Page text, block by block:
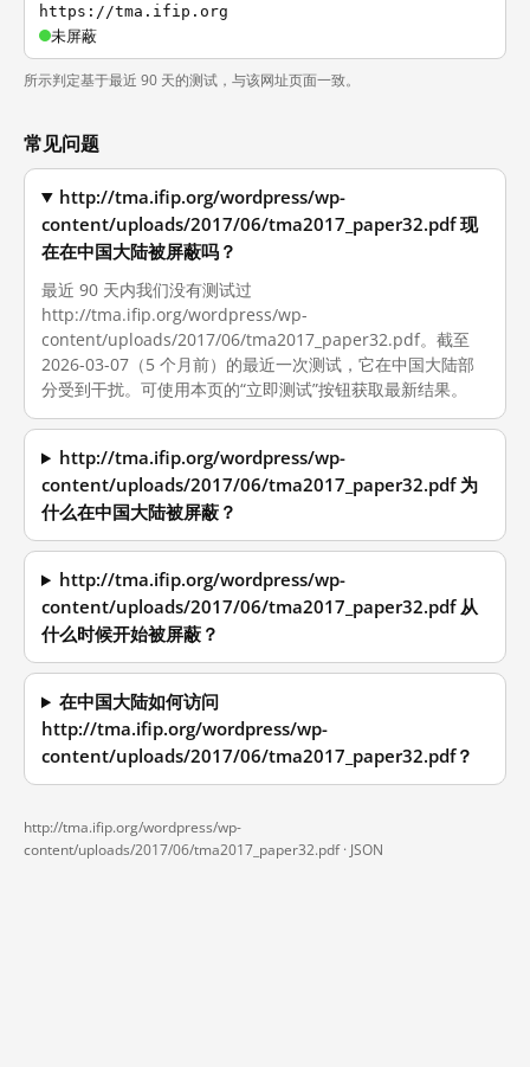
https://tma.ifip.org
未屏蔽
所示判定基于最近 90 天的测试，与该网址页面一致。
常见问题
http://tma.ifip.org/wordpress/wp-
content/uploads/2017/06/tma2017_paper32.pdf 现
在在中国大陆被屏蔽吗？
最近 90 天内我们没有测试过
http://tma.ifip.org/wordpress/wp-
content/uploads/2017/06/tma2017_paper32.pdf。截至
2026-03-07（5 个月前）的最近一次测试，它在中国大陆部
分受到干扰。可使用本页的“立即测试”按钮获取最新结果。
http://tma.ifip.org/wordpress/wp-
content/uploads/2017/06/tma2017_paper32.pdf 为
什么在中国大陆被屏蔽？
http://tma.ifip.org/wordpress/wp-
content/uploads/2017/06/tma2017_paper32.pdf 从
什么时候开始被屏蔽？
在中国大陆如何访问
http://tma.ifip.org/wordpress/wp-
content/uploads/2017/06/tma2017_paper32.pdf？
http://tma.ifip.org/wordpress/wp-
content/uploads/2017/06/tma2017_paper32.pdf · JSON